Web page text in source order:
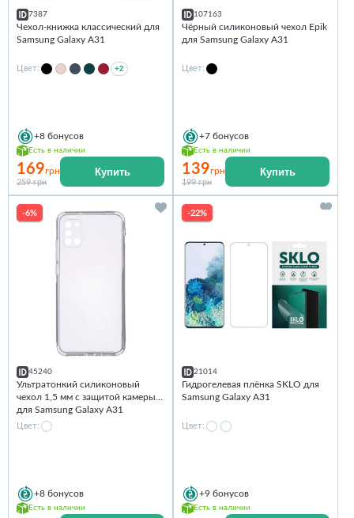
7387
Чехол-книжка классический для
Samsung Galaxy A31
Цвет: +2
+8 бонусов
Есть в наличии
169грн
259 грн
Купить
107163
Чёрный силиконовый чехол Epik
для Samsung Galaxy A31
Цвет:
+7 бонусов
Есть в наличии
139грн
199 грн
Купить
-6%
45240
Ультратонкий силиконовый
чехол 1,5 мм с защитой камеры
для Samsung Galaxy A31
Цвет:
+8 бонусов
Есть в наличии
-22%
21014
Гидрогелевая плёнка SKLO для
Samsung Galaxy A31
Цвет:
+9 бонусов
Есть в наличии